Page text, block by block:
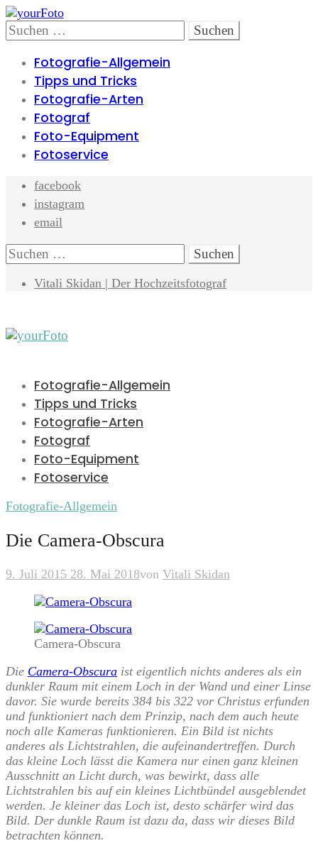
Skip
to
navigation
Skip
to
content
Search
Suchen
nach:
Fotografie-Allgemein
Tipps und Tricks
Fotografie-Arten
Fotograf
Foto-Equipment
Fotoservice
facebook
instagram
email
Search
Suchen
nach:
Vitali Skidan | Der Hochzeitsfotograf
Fotografie-Allgemein
Tipps und Tricks
Fotografie-Arten
Fotograf
Foto-Equipment
Fotoservice
Fotografie-Allgemein
Die Camera-Obscura
9. Juli 2015 28. Mai 2018von Vitali Skidan
Camera-Obscura
Die Camera-Obscura ist eigentlich nichts anderes als ein
dunkler Raum mit einem Loch in der Wand und einer Linse
davor. Sie wurde bereits 384 bis 322 vor Christus erfunden
und funktioniert nach dem Prinzip, nach dem auch heute
noch alle Kameras funktionieren. Ein Bild ist nichts
anderes als Lichtstrahlen, die aufeinandertreffen. Durch
das kleine Loch lässt die Kamera nur einen ganz kleinen
Ausschnitt an Licht durch, was bewirkt, dass alle
Lichtstrahlen bis auf ein kleines Lichtbündel ausgeblendet
werden. Je kleiner das Loch ist, desto schärfer wird das
Bild. Der dunkle Raum ist dazu da, dass wir dieses Bild
betrachten können.